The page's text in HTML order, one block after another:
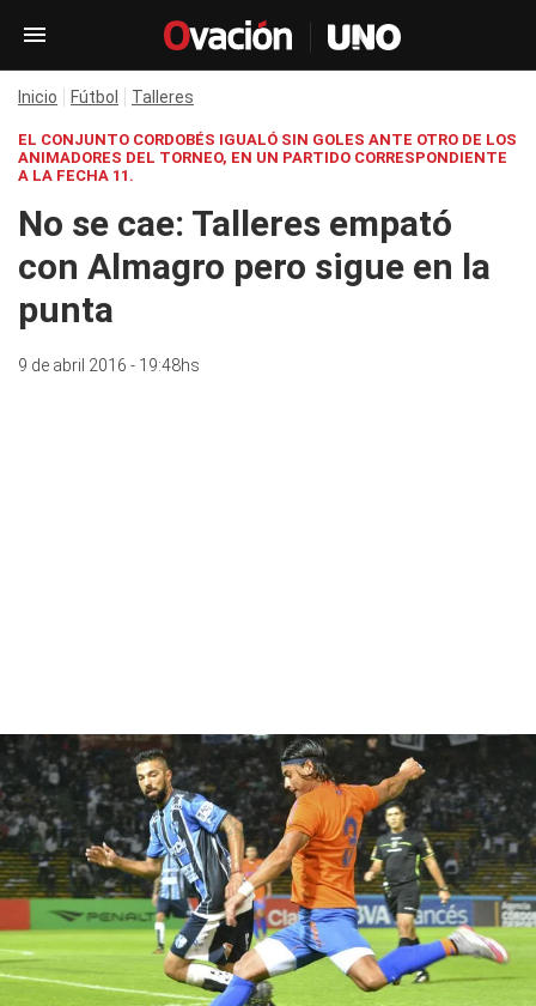
Inicio Fútbol Talleres
EL CONJUNTO CORDOBÉS IGUALÓ SIN GOLES ANTE OTRO DE LOS
ANIMADORES DEL TORNEO, EN UN PARTIDO CORRESPONDIENTE
A LA FECHA 11.
No se cae: Talleres empató
con Almagro pero sigue en la
punta
9 de abril 2016 - 19:48hs